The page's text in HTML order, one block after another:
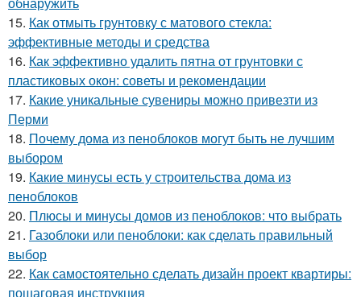
15. Как отмыть грунтовку с матового стекла:
эффективные методы и средства
16. Как эффективно удалить пятна от грунтовки с
пластиковых окон: советы и рекомендации
17. Какие уникальные сувениры можно привезти из
Перми
18. Почему дома из пеноблоков могут быть не лучшим
выбором
19. Какие минусы есть у строительства дома из
пеноблоков
20. Плюсы и минусы домов из пеноблоков: что выбрать
21. Газоблоки или пеноблоки: как сделать правильный
выбор
22. Как самостоятельно сделать дизайн проект квартиры:
пошаговая инструкция